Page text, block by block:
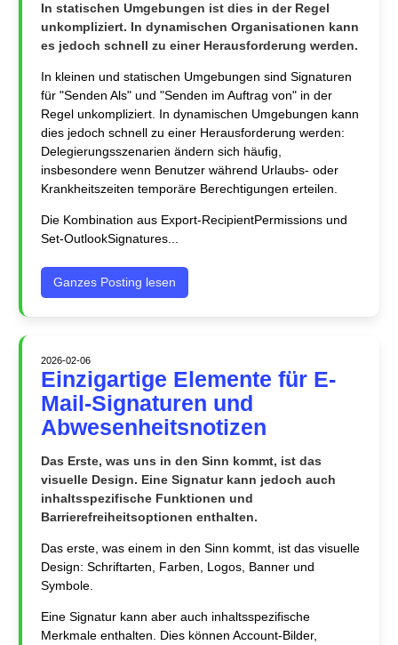
In statischen Umgebungen ist dies in der Regel
unkompliziert. In dynamischen Organisationen kann
es jedoch schnell zu einer Herausforderung werden.
In kleinen und statischen Umgebungen sind Signaturen
für "Senden Als" und "Senden im Auftrag von" in der
Regel unkompliziert. In dynamischen Umgebungen kann
dies jedoch schnell zu einer Herausforderung werden:
Delegierungsszenarien ändern sich häufig,
insbesondere wenn Benutzer während Urlaubs- oder
Krankheitszeiten temporäre Berechtigungen erteilen.
Die Kombination aus Export-RecipientPermissions und
Set-OutlookSignatures...
Ganzes Posting lesen
2026-02-06
Einzigartige Elemente für E-
Mail-Signaturen und
Abwesenheitsnotizen
Das Erste, was uns in den Sinn kommt, ist das
visuelle Design. Eine Signatur kann jedoch auch
inhaltsspezifische Funktionen und
Barrierefreiheitsoptionen enthalten.
Das erste, was einem in den Sinn kommt, ist das visuelle
Design: Schriftarten, Farben, Logos, Banner und
Symbole.
Eine Signatur kann aber auch inhaltsspezifische
Merkmale enthalten. Dies können Account-Bilder,